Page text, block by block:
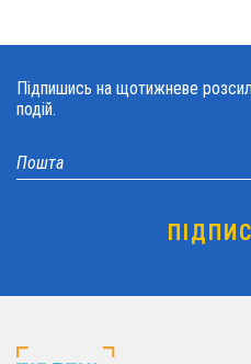
Підпишись на щотижневе
подій.